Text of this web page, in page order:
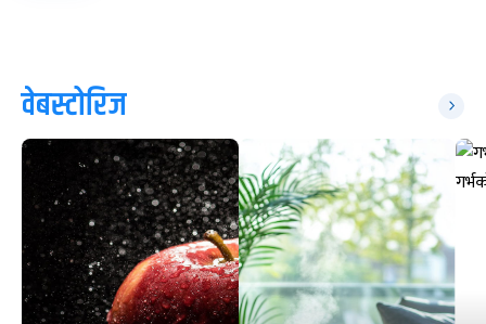
वेबस्टोरिज